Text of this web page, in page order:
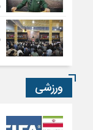
ورزشی